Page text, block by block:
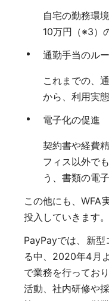
自宅の勤務環
10万円（※3）
通勤手当のル
これまでの、
から、利用実
電子化の促進
契約書や経費
フィス以外で
う、書類の電
この他にも、WFA
投入していきます。
PayPayでは、新型
る中、2020年4月
で業務を行ってお
活動、社内研修や